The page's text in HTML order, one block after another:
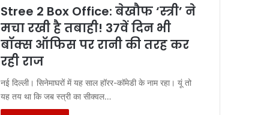
Stree 2 Box Office: बेखौफ ‘स्त्री’ ने
मचा रखी है तबाही! 37वें दिन भी
बॉक्स ऑफिस पर रानी की तरह कर
रही राज
नई दिल्ली। सिनेमाघरों में यह साल हॉरर-कॉमेडी के नाम रहा। यूं तो
यह तय था कि जब स्त्री का सीक्वल…